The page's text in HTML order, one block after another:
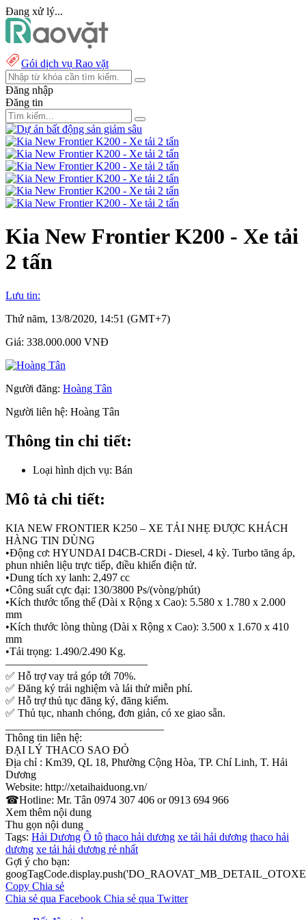
Đang xử lý...
Gói dịch vụ Rao vặt
Đăng nhập
Đăng tin
Kia New Frontier K200 - Xe tải
2 tấn
Lưu tin:
Thứ năm, 13/8/2020, 14:51 (GMT+7)
Giá: 338.000.000 VNĐ
Người đăng: Hoàng Tân
Người liên hệ: Hoàng Tân
Thông tin chi tiết:
Loại hình dịch vụ: Bán
Mô tả chi tiết:
KIA NEW FRONTIER K250 – XE TẢI NHẸ ĐƯỢC KHÁCH
HÀNG TIN DÙNG
•Động cơ: HYUNDAI D4CB-CRDi - Diesel, 4 kỳ. Turbo tăng áp,
phun nhiên liệu trực tiếp, điều khiển điện tử.
•Dung tích xy lanh: 2,497 cc
•Công suất cực đại: 130/3800 Ps/(vòng/phút)
•Kích thước tổng thể (Dài x Rộng x Cao): 5.580 x 1.780 x 2.000
mm
•Kích thước lòng thùng (Dài x Rộng x Cao): 3.500 x 1.670 x 410
mm
•Tải trọng: 1.490/2.490 Kg.
—————————————
✅ Hỗ trợ vay trả góp tới 70%.
✅ Đăng ký trải nghiệm và lái thử miễn phí.
✅ Hỗ trợ thủ tục đăng ký, đăng kiểm.
✅ Thủ tục, nhanh chóng, đơn giản, có xe giao sẵn.
Thông tin liên hệ:
ĐẠI LÝ THACO SAO ĐỎ
Địa chỉ : Km39, QL 18, Phường Cộng Hòa, TP. Chí Linh, T. Hải
Dương
Website: http://xetaihaiduong.vn/
☎Hotline: Mr. Tân 0974 307 406 or 0913 694 966
Xem thêm nội dung
Thu gọn nội dung
Tags: Hải Dương Ô tô thaco hải dương xe tải hải dương thaco hải
dương xe tải hải dương rẻ nhất
Gợi ý cho bạn:
Copy Chia sẻ
Chia sẻ qua Facebook Chia sẻ qua Twitter